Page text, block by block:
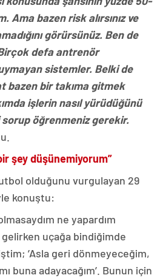
Ama bazen risk alırsınız ve
görürsünüz. Ben de
defa antrenör
sistemler. Belki de
bazen bir takıma gitmek
işlerin nasıl yürüdüğünü
öğrenmeniz gerekir.
şey düşünemiyorum”
olduğunu vurgulayan 29
konuştu:
ne yapardım
uçağa bindiğimde
’Asla geri dönmeyeceğim,
buna adayacağım’. Bunun için